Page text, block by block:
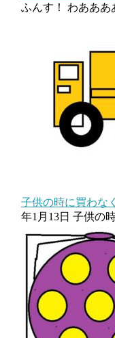
ふんす！ わああ
子供の時に買わな
年1月13日 子供の